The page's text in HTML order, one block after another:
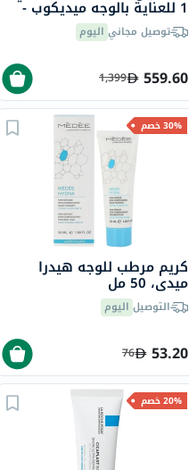
1 للعناية بالوجه ميديكوب -
إصدار إيروروبونغدو
توصيل مجاني اليوم
559.60
1,399
30% خصم
كريم مرطب للوجه هيدرا
ميدي، 50 مل
التوصيل اليوم
53.20
76
20% خصم